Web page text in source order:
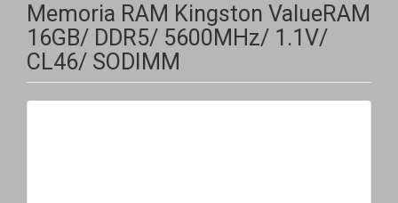
Memoria RAM Kingston ValueRAM
16GB/ DDR5/ 5600MHz/ 1.1V/
CL46/ SODIMM